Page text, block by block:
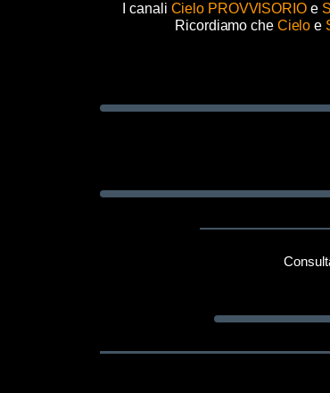
I canali Cielo PROVVISORIOe
Ricordiamo che Cielo e